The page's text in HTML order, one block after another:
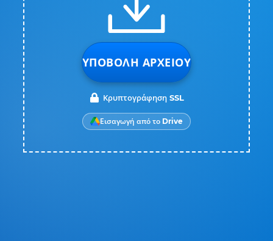
ΥΠΟΒΟΛΉ ΑΡΧΕΊΟΥ
Κρυπτογράφηση SSL
Εισαγωγή από το Drive